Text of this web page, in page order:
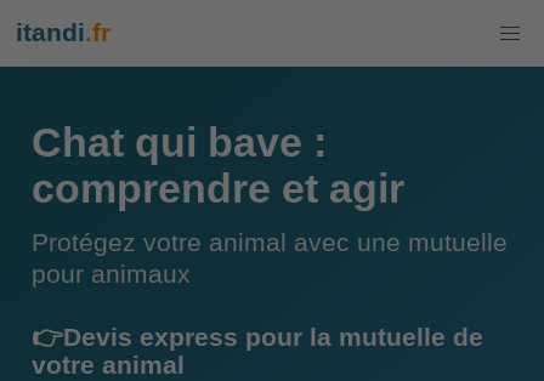
itandi.fr
Chat qui bave :
comprendre et agir
Protégez votre animal avec une mutuelle
pour animaux
👉Devis express pour la mutuelle de
votre animal